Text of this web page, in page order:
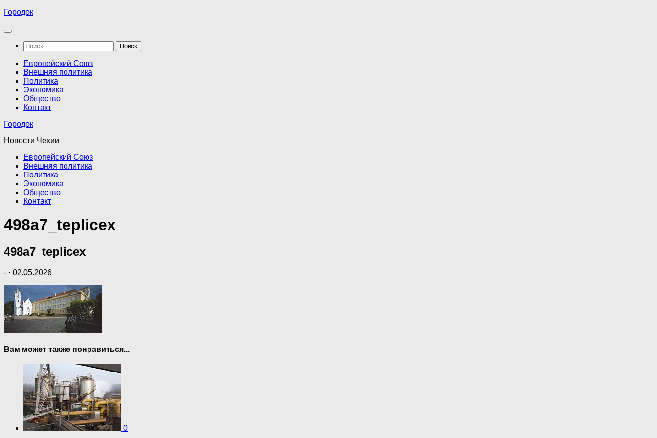
Перейти
содержимому
Городок
Найти:
Европейский Союз
Внешняя политика
Политика
Экономика
Общество
Контакт
Городок
Новости Чехии
Европейский Союз
Внешняя политика
Политика
Экономика
Общество
Контакт
498a7_teplicex
498a7_teplicex
- · 02.05.2026
Вам может также понравиться...
0